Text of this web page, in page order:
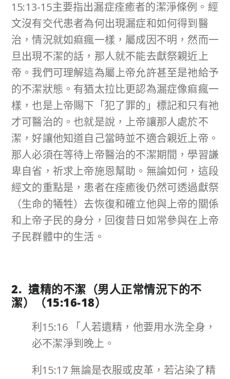
15:13-15主要指出漏症痊癒者的潔淨條例。經
文沒有交代患者為何出現漏症和如何得到醫
治，情況就如痲瘋一樣，屬成因不明，然而一
旦出現不潔的話，那人就不能去獻祭親近上
帝。我們可理解這為屬上帝允許甚至是祂給予
的不潔狀態。有猶太拉比更認為漏症像痲瘋一
樣，也是上帝賜下「犯了罪的」標記和只有祂
才可醫治的。也就是說，上帝讓那人處於不
潔，好讓他知道自己當時並不適合親近上帝。
那人必須在等待上帝醫治的不潔期間，學習謙
卑自省，祈求上帝施恩幫助。無論如何，這段
經文的重點是，患者在痊癒後仍然可透過獻祭
（生命的犧牲）去恢復和確立他與上帝的關係
和上帝子民的身分，回復昔日如常參與在上帝
子民群體中的生活。
2. 遺精的不潔（男人正常情況下的不
潔）（15:16-18）
利15:16 「人若遺精，他要用水洗全身，
必不潔淨到晚上。
利15:17 無論是衣服或皮革，若沾染了精